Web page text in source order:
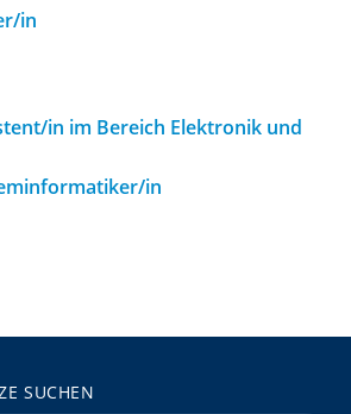
in
in im Bereich Elektronik und
in
SUCHEN